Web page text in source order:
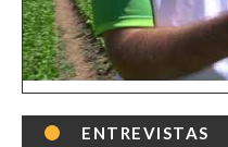
ENTREVISTAS